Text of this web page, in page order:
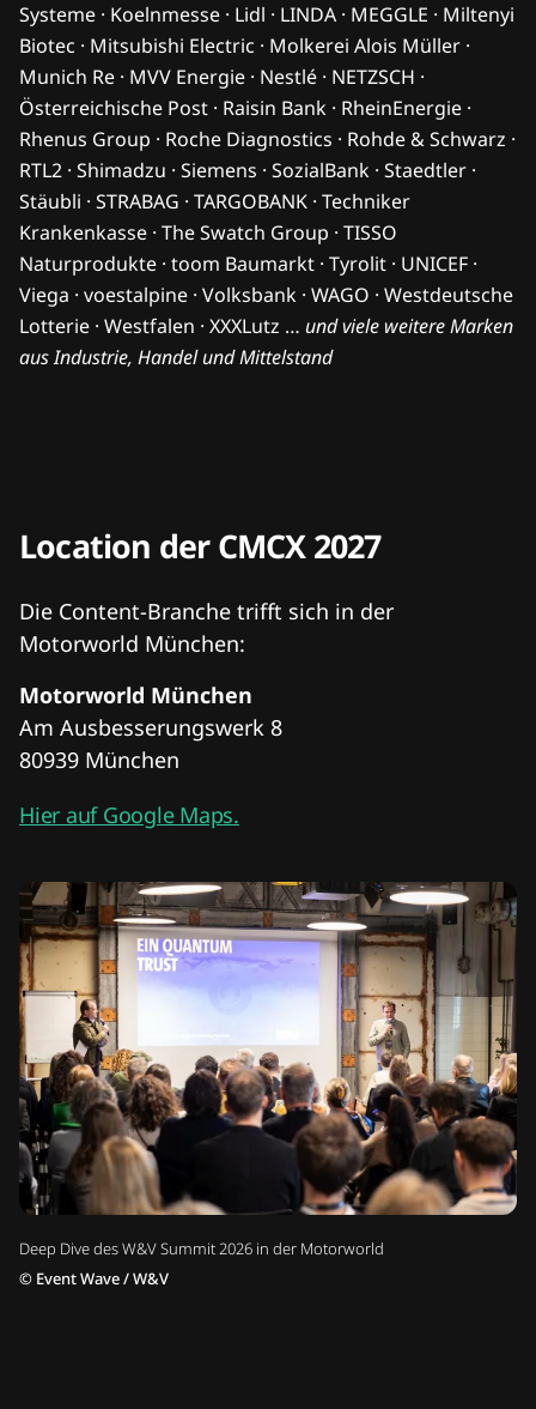
Systeme · Koelnmesse · Lidl · LINDA · MEGGLE · Miltenyi
Biotec · Mitsubishi Electric · Molkerei Alois Müller ·
Munich Re · MVV Energie · Nestlé · NETZSCH ·
Österreichische Post · Raisin Bank · RheinEnergie ·
Rhenus Group · Roche Diagnostics · Rohde & Schwarz ·
RTL2 · Shimadzu · Siemens · SozialBank · Staedtler ·
Stäubli · STRABAG · TARGOBANK · Techniker
Krankenkasse · The Swatch Group · TISSO
Naturprodukte · toom Baumarkt · Tyrolit · UNICEF ·
Viega · voestalpine · Volksbank · WAGO · Westdeutsche
Lotterie · Westfalen · XXXLutz … und viele weitere Marken
aus Industrie, Handel und Mittelstand
Deep Dive des W&V Summit 2026 in der Motorworld
© Event Wave / W&V
Location der CMCX 2027
Die Content-Branche trifft sich in der
Motorworld München:
Motorworld München
Am Ausbesserungswerk 8
80939 München
Hier auf Google Maps.